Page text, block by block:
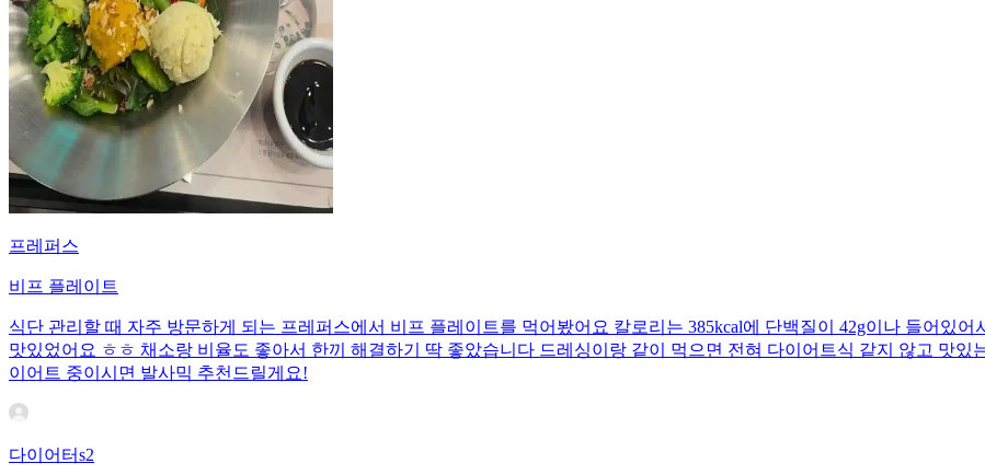
프레퍼스
비프 플레이트
식단 관리할 때 자주 방문하게 되는 프레퍼스에서 비프 플레이트를 먹어봤어요 칼로리는 385kcal에 단백질이 42g이나 들어있
맛있었어요 ㅎㅎ 채소랑 비율도 좋아서 한끼 해결하기 딱 좋았습니다 드레싱이랑 같이 먹으면 전혀 다이어트식 같지 않고 맛
이어트 중이시면 발사믹 추천드릴게요!
다이어터s2